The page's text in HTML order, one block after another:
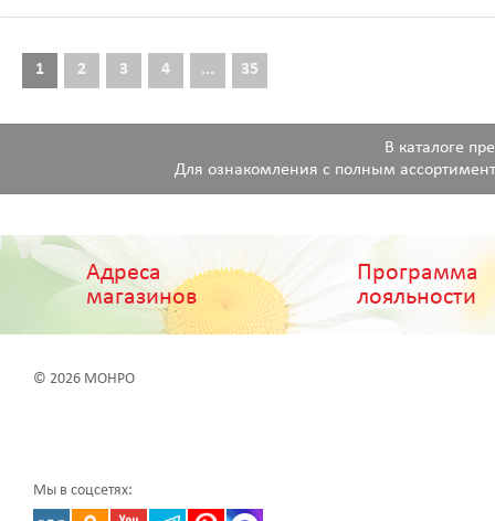
1 2 3 4 ... 35
В каталоге
Для ознакомления с полным
Адреса
магазинов
Программа
лояльности
© 2026 МОНРО
Мы в соцсетях: